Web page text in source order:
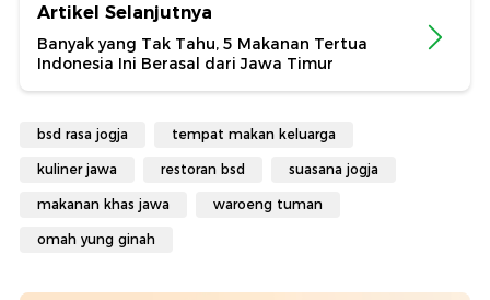
Artikel Selanjutnya
Banyak yang Tak Tahu, 5 Makanan Tertua
Indonesia Ini Berasal dari Jawa Timur
bsd rasa jogja tempat makan keluarga
kuliner jawa restoran bsd suasana jogja
makanan khas jawa waroeng tuman
omah yung ginah